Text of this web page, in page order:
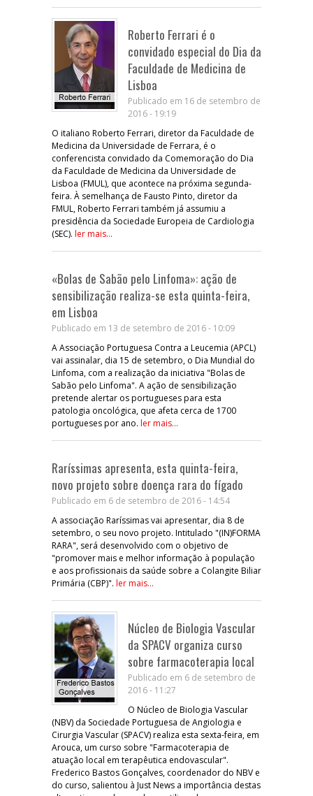
Roberto Ferrari é o
convidado especial do Dia da
Faculdade de Medicina de
Lisboa
Publicado em 16 de setembro de
2016 - 19:19
O italiano Roberto Ferrari, diretor da Faculdade de
Medicina da Universidade de Ferrara, é o
conferencista convidado da Comemoração do Dia
da Faculdade de Medicina da Universidade de
Lisboa (FMUL), que acontece na próxima segunda-
feira. À semelhança de Fausto Pinto, diretor da
FMUL, Roberto Ferrari também já assumiu a
presidência da Sociedade Europeia de Cardiologia
(SEC). ler mais...
«Bolas de Sabão pelo Linfoma»: ação de
sensibilização realiza-se esta quinta-feira,
em Lisboa
Publicado em 13 de setembro de 2016 - 10:09
A Associação Portuguesa Contra a Leucemia (APCL)
vai assinalar, dia 15 de setembro, o Dia Mundial do
Linfoma, com a realização da iniciativa "Bolas de
Sabão pelo Linfoma". A ação de sensibilização
pretende alertar os portugueses para esta
patologia oncológica, que afeta cerca de 1700
portugueses por ano. ler mais...
Raríssimas apresenta, esta quinta-feira,
novo projeto sobre doença rara do fígado
Publicado em 6 de setembro de 2016 - 14:54
A associação Raríssimas vai apresentar, dia 8 de
setembro, o seu novo projeto. Intitulado "(IN)FORMA
RARA", será desenvolvido com o objetivo de
"promover mais e melhor informação à população
e aos profissionais da saúde sobre a Colangite Biliar
Primária (CBP)". ler mais...
Núcleo de Biologia Vascular
da SPACV organiza curso
sobre farmacoterapia local
Publicado em 6 de setembro de
2016 - 11:27
O Núcleo de Biologia Vascular
(NBV) da Sociedade Portuguesa de Angiologia e
Cirurgia Vascular (SPACV) realiza esta sexta-feira, em
Arouca, um curso sobre "Farmacoterapia de
atuação local em terapêutica endovascular".
Frederico Bastos Gonçalves, coordenador do NBV e
do curso, salientou à Just News a importância destas